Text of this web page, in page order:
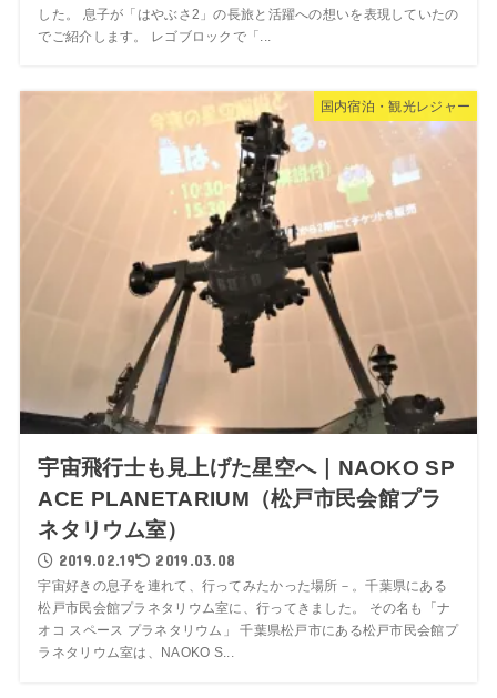
した。 息子が「はやぶさ2」の長旅と活躍への想いを表現していたの
でご紹介します。 レゴブロックで「...
国内宿泊・観光レジャー
宇宙飛行士も見上げた星空へ｜NAOKO SP
ACE PLANETARIUM（松戸市民会館プラ
ネタリウム室）
2019.02.19 2019.03.08
宇宙好きの息子を連れて、行ってみたかった場所－。千葉県にある
松戸市民会館プラネタリウム室に、行ってきました。 その名も「ナ
オコ スペース プラネタリウム」 千葉県松戸市にある松戸市民会館プ
ラネタリウム室は、NAOKO S...